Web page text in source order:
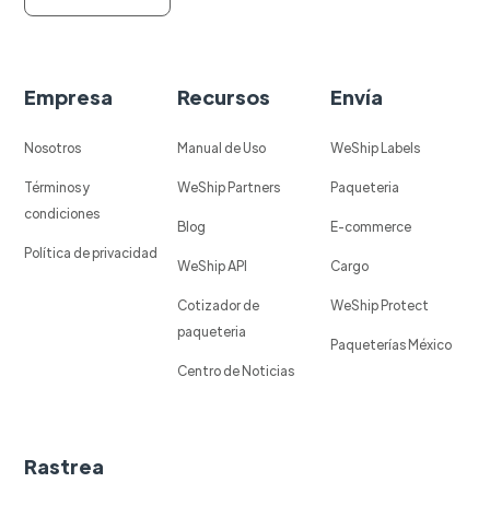
Empresa
Nosotros
Términos y
condiciones
Política de privacidad
Recursos
Manual de Uso
WeShip Partners
Blog
WeShip API
Cotizador de
paqueteria
Centro de Noticias
Envía
WeShip Labels
Paqueteria
E-commerce
Cargo
WeShip Protect
Paqueterías México
Rastrea